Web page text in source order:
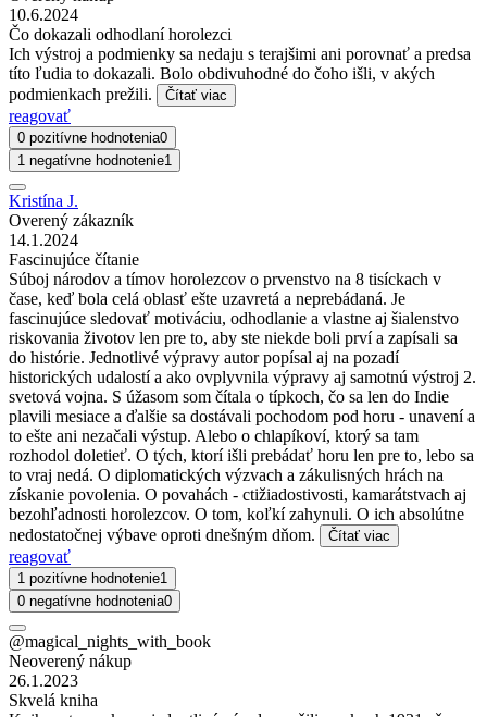
10.6.2024
Čo dokazali odhodlaní horolezci
Ich výstroj a podmienky sa nedaju s terajšimi ani porovnať a predsa
títo ľudia to dokazali. Bolo obdivuhodné do čoho išli, v akých
podmienkach prežili.
Čítať viac
reagovať
0 pozitívne hodnotenia0
1 negatívne hodnotenie1
Kristína J.
Overený zákazník
14.1.2024
Fascinujúce čítanie
Súboj národov a tímov horolezcov o prvenstvo na 8 tisíckach v
čase, keď bola celá oblasť ešte uzavretá a neprebádaná. Je
fascinujúce sledovať motiváciu, odhodlanie a vlastne aj šialenstvo
riskovania životov len pre to, aby ste niekde boli prví a zapísali sa
do histórie. Jednotlivé výpravy autor popísal aj na pozadí
historických udalostí a ako ovplyvnila výpravy aj samotnú výstroj 2.
svetová vojna. S úžasom som čítala o típkoch, čo sa len do Indie
plavili mesiace a ďalšie sa dostávali pochodom pod horu - unavení a
to ešte ani nezačali výstup. Alebo o chlapíkoví, ktorý sa tam
rozhodol doletieť. O tých, ktorí išli prebádať horu len pre to, lebo sa
to vraj nedá. O diplomatických výzvach a zákulisných hrách na
získanie povolenia. O povahách - ctižiadostivosti, kamarátstvach aj
bezohľadnosti horolezcov. O tom, koľkí zahynuli. O ich absolútne
nedostatočnej výbave oproti dnešným dňom.
Čítať viac
reagovať
1 pozitívne hodnotenie1
0 negatívne hodnotenia0
@magical_nights_with_book
Neoverený nákup
26.1.2023
Skvelá kniha